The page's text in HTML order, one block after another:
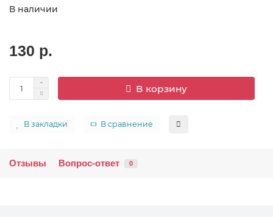
В наличии
130 р.
В корзину
В закладки В сравнение
Отзывы Вопрос-ответ 0